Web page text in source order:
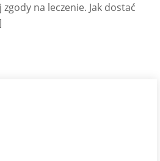
zgody na leczenie. Jak dostać